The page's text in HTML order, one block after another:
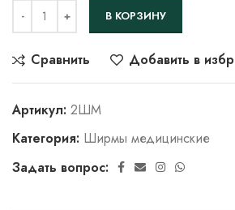
В КОРЗИНУ
Сравнить Добавить в
Артикул: 2ШМ
Категория: Ширмы медицинские
Задать вопрос: